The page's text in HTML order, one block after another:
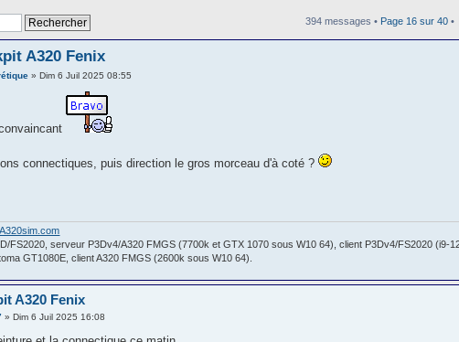
394 messages • Page 16 sur 40 •
A320 Fenix
» Dim 6 Juil 2025 08:55
connectiques, puis direction le gros morceau d'à coté ?
FS2020, serveur P3Dv4/A320 FMGS (7700k et GTX 1070 sous W10 64), client P3Dv4/FS2020 (i9-
GT1080E, client A320 FMGS (2600k sous W10 64).
A320 Fenix
» Dim 6 Juil 2025 16:08